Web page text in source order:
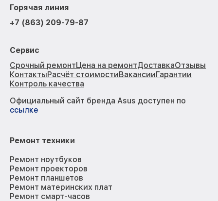
Горячая линия
+7 (863) 209-79-87
Сервис
Срочный ремонтЦена на ремонтДоставкаОтзывы
КонтактыРасчёт стоимостиВакансииГарантии
Контроль качества
Официальный сайт бренда Asus доступен по
ссылке
Ремонт техники
Ремонт ноутбуков
Ремонт проекторов
Ремонт планшетов
Ремонт материнских плат
Ремонт смарт-часов